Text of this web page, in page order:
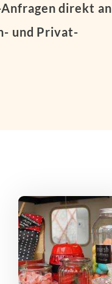
direkt an
und Privat-